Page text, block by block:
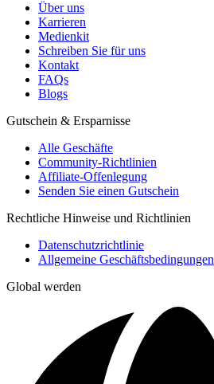
Über uns
Karrieren
Medienkit
Schreiben Sie für uns
Kontakt
FAQs
Blogs
Gutschein & Ersparnisse
Alle Geschäfte
Community-Richtlinien
Affiliate-Offenlegung
Senden Sie einen Gutschein
Rechtliche Hinweise und Richtlinien
Datenschutzrichtlinie
Allgemeine Geschäftsbedingungen
Global werden